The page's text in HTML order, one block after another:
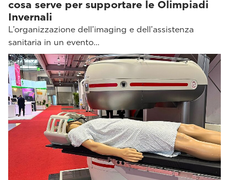
cosa serve per supportare le Olimpiadi
Invernali
L’organizzazione dell’imaging e dell’assistenza
sanitaria in un evento…